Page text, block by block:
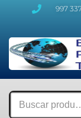
al
contenido
997